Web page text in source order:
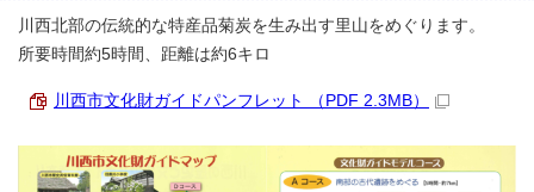
川西北部の伝統的な特産品菊炭を生み出す里山をめぐります。
所要時間約5時間、距離は約6キロ
川西市文化財ガイドパンフレット （PDF 2.3MB）